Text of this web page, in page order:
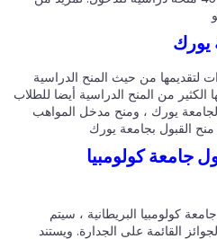
من حيث المنح الدراسية
من المنح الدراسية أيضا للطلاب
يورك ، ومنح مدخل المواهب
بجامعة يورك
كولومبيا
البريطانية ، سيتم
القائمة على الجدارة. ويستند